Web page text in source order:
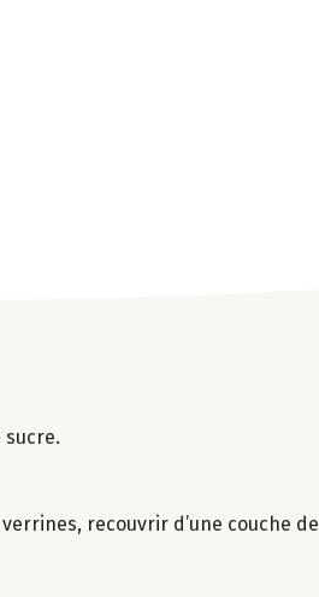
sucre.
recouvrir d’une couche de